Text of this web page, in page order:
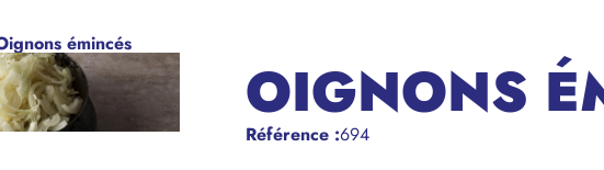
émincés
OIGNONS
Référence :694